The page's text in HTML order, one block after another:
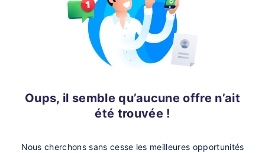
Oups, il semble qu’aucune offre n’ait
été trouvée !
Nous cherchons sans cesse les meilleures opportunités